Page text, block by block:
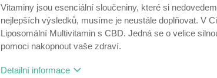
Vitaminy jsou esenciální sloučeniny, které si
nejlepších výsledků, musíme je neustále doplňovat. V
Liposomální Multivitamin s CBD. Jedná se o velice
pomoci nakopnout vaše zdraví.
Detailní informace